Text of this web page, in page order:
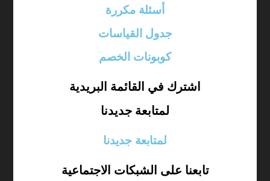
أسئلة مكررة
جدول القياسات
كوبونات الخصم
اشترك في القائمة البريدية
لمتابعة جديدنا
لمتابعة جديدنا
تابعنا على الشبكات الاجتماعية